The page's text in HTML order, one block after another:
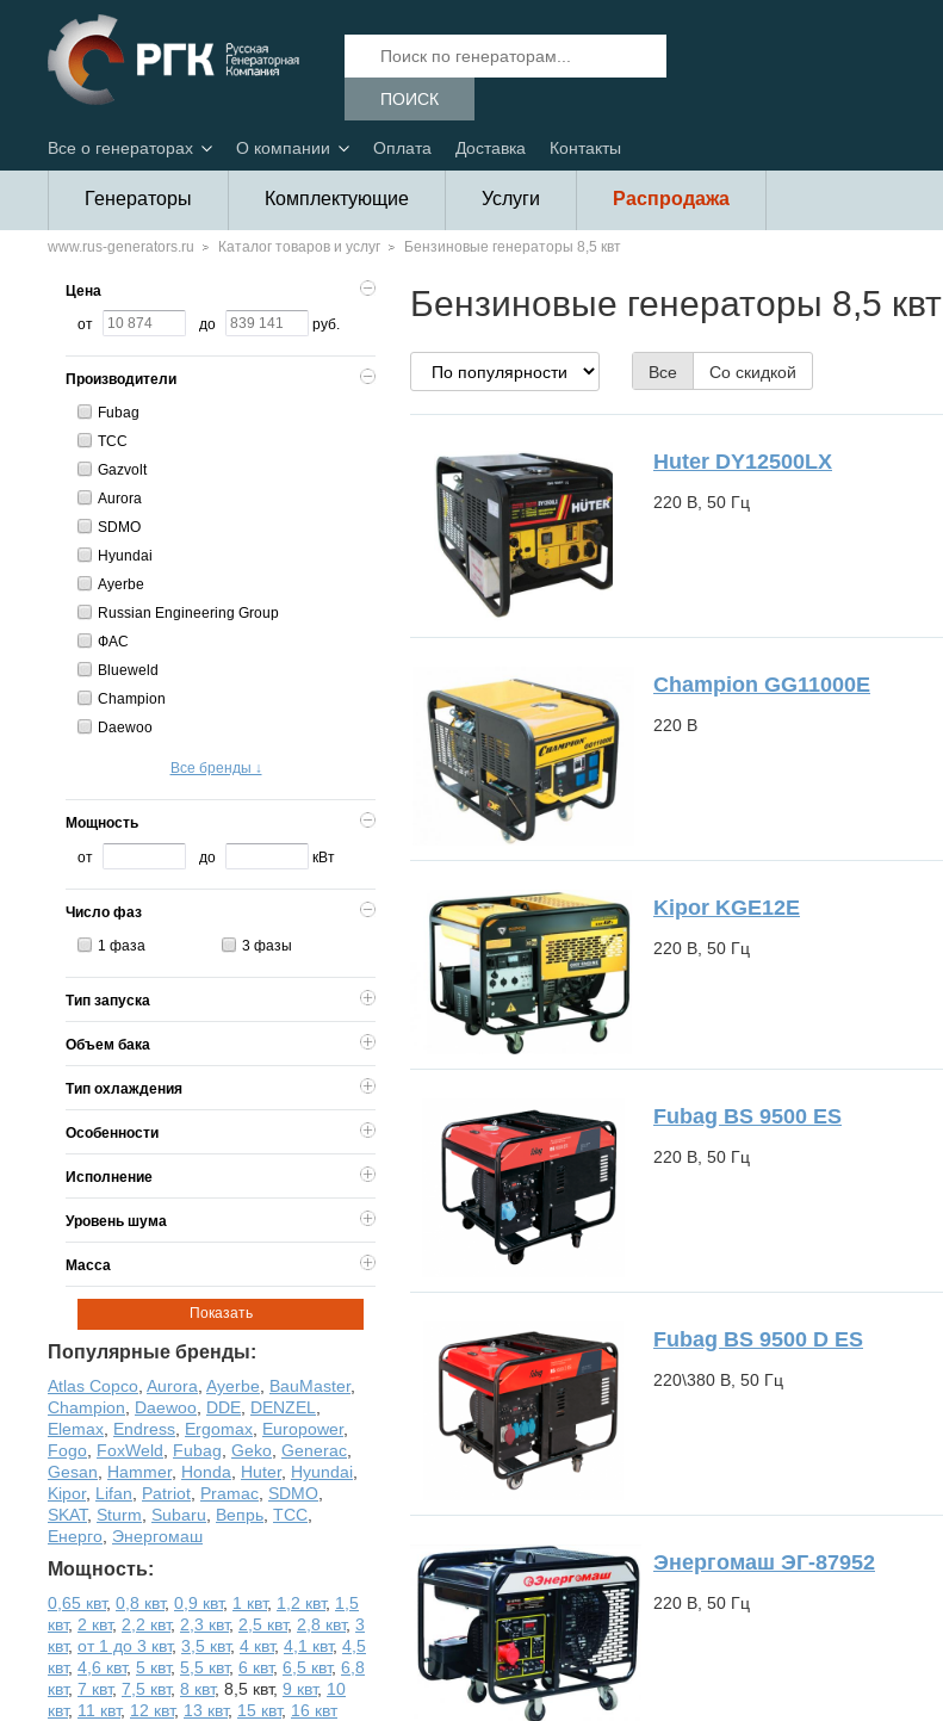
ПОИСК
Все о генераторах О компании Оплата Доставка Контакты
Генераторы Комплектующие Услуги Распродажа
www.rus-generators.ru Каталог товаров и услуг Бензиновые генераторы 8,5 квт
Цена
от до руб.
Производители
Fubag
ТСС
Gazvolt
Aurora
SDMO
Hyundai
Ayerbe
Russian Engineering Group
ФАС
Blueweld
Champion
Daewoo
Все бренды ↓
Мощность
от до кВт
Число фаз
1 фаза 3 фазы
Тип запуска
Объем бака
Тип охлаждения
Особенности
Исполнение
Уровень шума
Масса
Показать
Популярные бренды:
Atlas Copco Aurora Ayerbe BauMaster,
Champion
Daewoo DDE DENZEL
Elemax Endress Ergomax Europower,
Fogo FoxWeld Fubag Geko Generac
Gesan
Hammer, Honda Huter, Hyundai
Kipor, Lifan Patriot Pramac SDMO
SKAT, Sturm Subaru Вепрь ТСС
Енерго Энергомаш
Мощность:
0,65 квт, 0,8 квт, 0,9 квт, 1 квт, 1,2 квт, 1,5
квт, 2 квт, 2,2 квт, 2,3 квт, 2,5 квт, 2,8 квт, 3
квт, от 1 до 3 квт, 3,5 квт, 4 квт, 4,1 квт, 4,5
квт, 4,6 квт, 5 квт, 5,5 квт, 6 квт, 6,5 квт, 6,8
квт, 7 квт, 7,5 квт, 8 квт, 8,5 квт, 9 квт, 10
квт, 11 квт, 12 квт, 13 квт, 15 квт, 16 квт
Бензиновые генераторы 8,5 квт
Все Со скидкой
Huter DY12500LX
220 В, 50 Гц
Champion GG11000E
220 В
Kipor KGE12E
220 В, 50 Гц
Fubag BS 9500 ES
220 В, 50 Гц
Fubag BS 9500 D ES
220\380 В, 50 Гц
Энергомаш ЭГ-87952
220 В, 50 Гц